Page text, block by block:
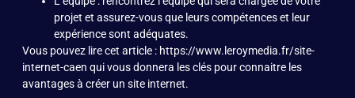
projet et assurez-vous que leurs compétences et leur
expérience sont adéquates.
Vous pouvez lire cet article : https://www.leroymedia.fr/site-
internet-caen qui vous donnera les clés pour connaitre les
avantages à créer un site internet.